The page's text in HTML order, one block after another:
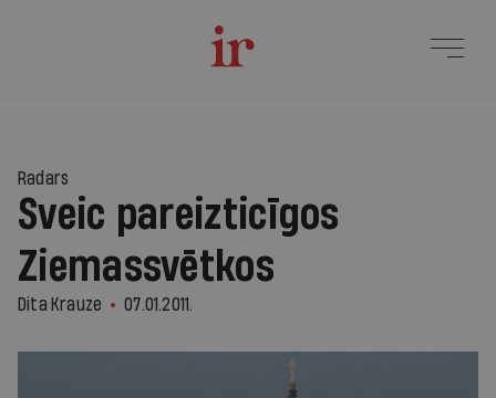
Radars
Sveic pareizticīgos
Ziemassvētkos
Dita Krauze 07.01.2011.